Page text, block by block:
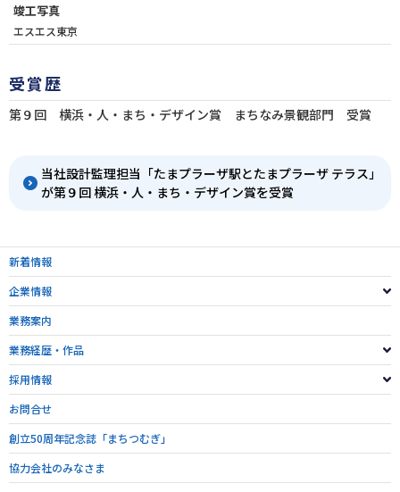
竣工写真
エスエス東京
受賞歴
第９回 横浜・人・まち・デザイン賞 まちなみ景観部門 受賞
当社設計監理担当「たまプラーザ駅とたまプラーザ テラス」
が第９回 横浜・人・まち・デザイン賞を受賞
新着情報
企業情報
業務案内
業務経歴・作品
採用情報
お問合せ
創立50周年記念誌「まちつむぎ」
協力会社のみなさま